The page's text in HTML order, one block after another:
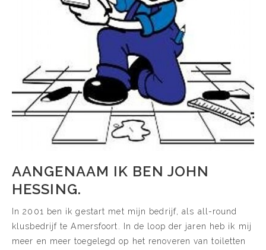
AANGENAAM IK BEN JOHN
HESSING.
In 2001 ben ik gestart met mijn bedrijf, als all-round
klusbedrijf te Amersfoort. In de loop der jaren heb ik mij
meer en meer toegelegd op het renoveren van toiletten